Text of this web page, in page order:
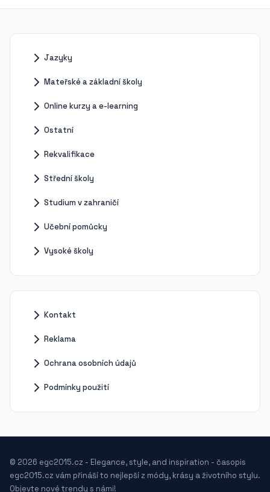
Jazyky
Mateřské a základní školy
Online kurzy a e-learning
Ostatní
Rekvalifikace
Střední školy
Studium v zahraničí
Učební pomůcky
Vysoké školy
Kontakt
Reklama
Ochrana osobních údajů
Podmínky použití
© 2026 egc2015.cz - Elegance, style, and inspiration - časopis
egc2015.cz vám přináší to nejlepší z módy, krásy a životního stylu.
Objevte nové trendy s námi!